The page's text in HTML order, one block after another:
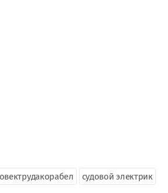
судовой электрик